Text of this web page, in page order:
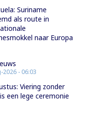
Suriname
als route in
naar Europa
2026 - 06:03
Viering zonder
een lege ceremonie